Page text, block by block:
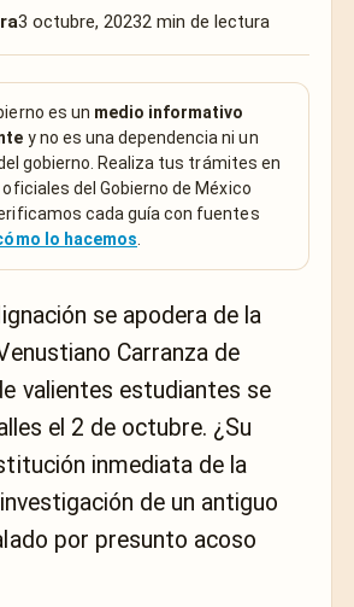
3 octubre, 20232 min de lectura
es un medio informativo
y no es una dependencia ni un
gobierno. Realiza tus trámites en
del Gobierno de México
cada guía con fuentes
lo hacemos
se apodera de la
Carranza de
valientes estudiantes se
el 2 de octubre. ¿Su
inmediata de la
de un antiguo
por presunto acoso